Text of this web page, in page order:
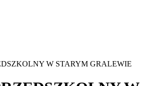
W STARYM GRALEWIE